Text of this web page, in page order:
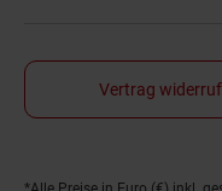
Vertrag